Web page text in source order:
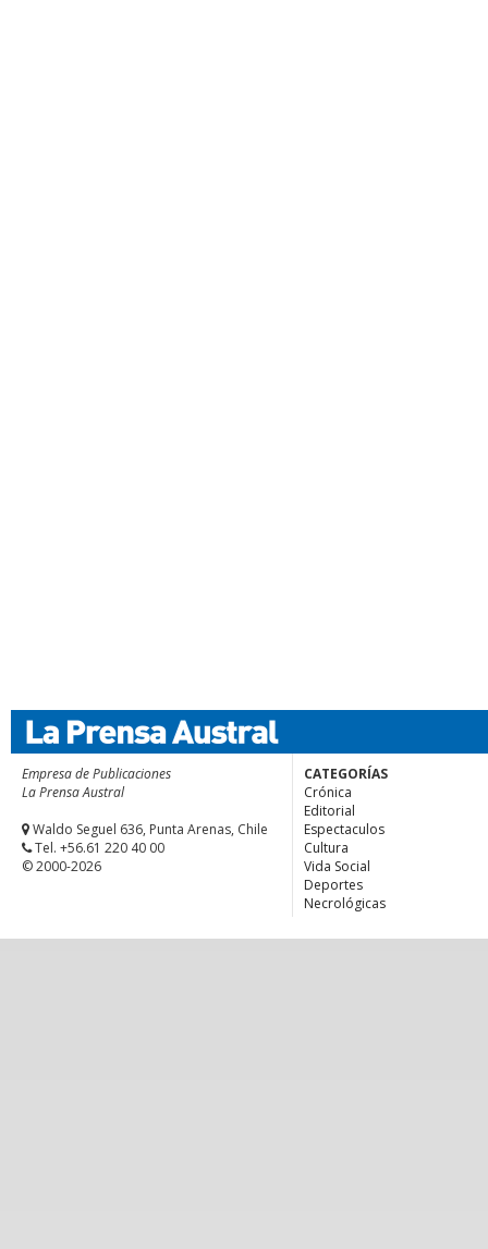
Empresa de Publicaciones
La Prensa Austral
Waldo Seguel 636, Punta Arenas, Chile
Tel. +56.61 220 40 00
© 2000-2026
CATEGORÍAS
Crónica
Editorial
Espectaculos
Cultura
Vida Social
Deportes
Necrológicas